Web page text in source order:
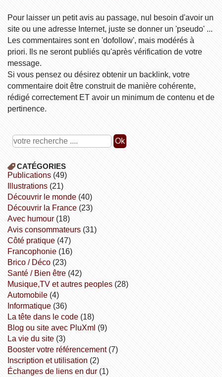
Pour laisser un petit avis au passage, nul besoin d'avoir un
site ou une adresse Internet, juste se donner un 'pseudo' ...
Les commentaires sont en 'dofollow', mais modérés à
priori. Ils ne seront publiés qu'après vérification de votre
message.
Si vous pensez ou désirez obtenir un backlink, votre
commentaire doit être construit de manière cohérente,
rédigé correctement ET avoir un minimum de contenu et de
pertinence.
CATÉGORIES
publications(49)
illustrations(21)
découvrir le monde(40)
découvrir la France(23)
avec humour(18)
avis consommateurs(31)
côté pratique(47)
Francophonie(16)
Brico / Déco(23)
Santé / Bien être(42)
Musique,TV et autres peoples(28)
Automobile(4)
informatique(36)
la tête dans le code(18)
Blog ou site avec PluXml (9)
la vie du site(3)
booster votre référencement(7)
inscription et utilisation (2)
échanges de liens en dur(1)